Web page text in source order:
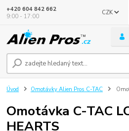
CZK
+420 604 842 662
9:00 - 17:00
Úvod Omotávky Alien Pros C-TAC
Omotávka C-TAC
HEARTS